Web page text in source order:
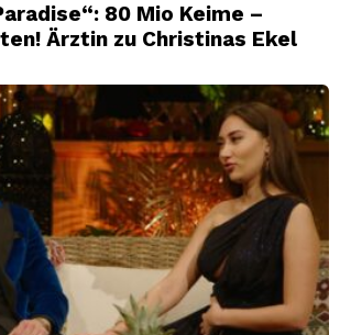
80 Mio Keime –
Ärztin zu Christinas Ekel